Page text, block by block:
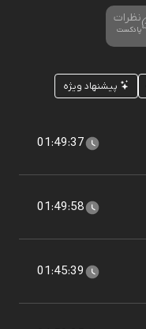
نظرات
پادکست
پیشنهاد ویژه
01:49:37
01:49:58
01:45:39